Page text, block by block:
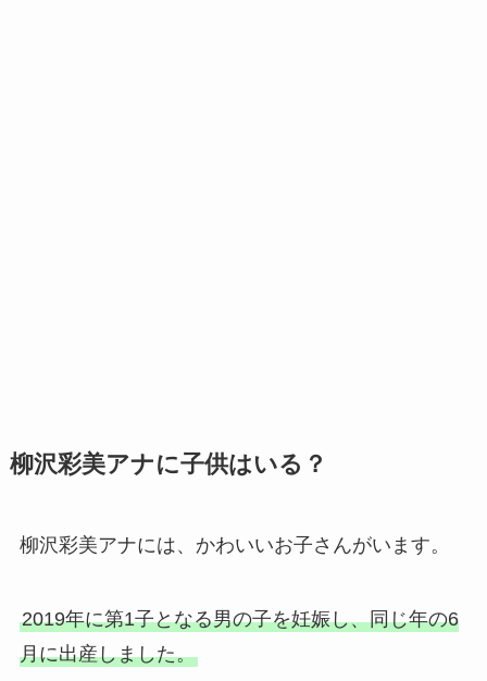
柳沢彩美アナに子供はいる？
柳沢彩美アナには、かわいいお子さんがいます。
2019年に第1子となる男の子を妊娠し、同じ年の6
月に出産しました。